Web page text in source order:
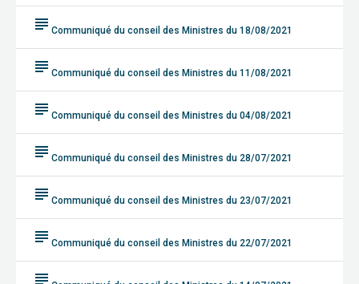
subject Communiqué du conseil des Ministres du 18/08/2021
subject Communiqué du conseil des Ministres du 11/08/2021
subject Communiqué du conseil des Ministres du 04/08/2021
subject Communiqué du conseil des Ministres du 28/07/2021
subject Communiqué du conseil des Ministres du 23/07/2021
subject Communiqué du conseil des Ministres du 22/07/2021
subject